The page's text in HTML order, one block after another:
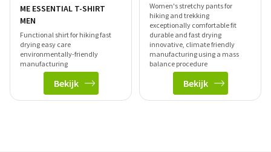
ME ESSENTIAL T-SHIRT
MEN
Functional shirt for hiking fast
drying easy care
environmentally-friendly
manufacturing
Bekijk
Women's stretchy pants for
hiking and trekking
exceptionally comfortable fit
durable and fast drying
innovative, climate friendly
manufacturing using a mass
balance procedure
Bekijk